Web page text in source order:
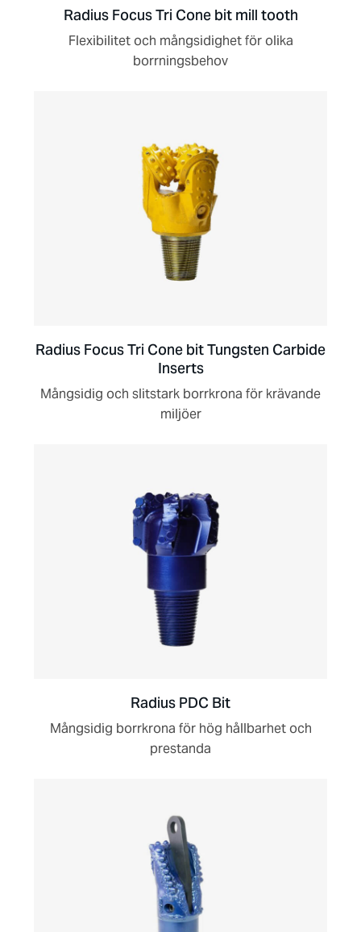
Radius Focus Tri Cone bit mill tooth
Flexibilitet och mångsidighet för olika
borrningsbehov
Radius Focus Tri Cone bit Tungsten Carbide
Inserts
Mångsidig och slitstark borrkrona för krävande
miljöer
Radius PDC Bit
Mångsidig borrkrona för hög hållbarhet och
prestanda